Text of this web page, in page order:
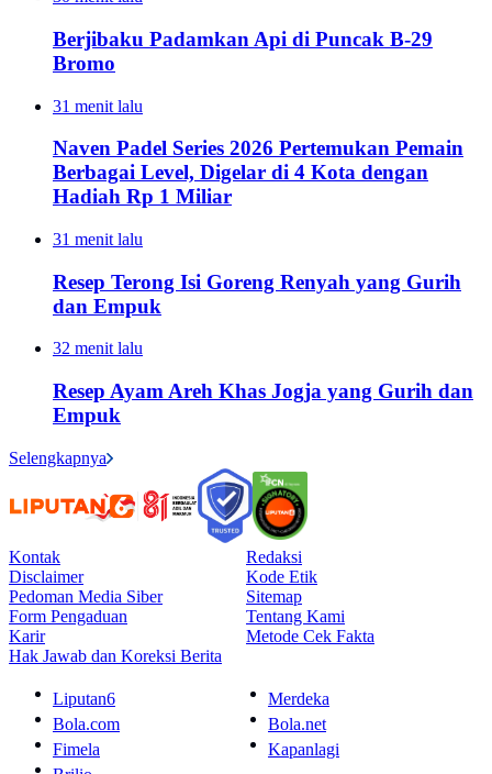
Berjibaku Padamkan Api di Puncak B-29
Bromo
31 menit lalu
Naven Padel Series 2026 Pertemukan Pemain
Berbagai Level, Digelar di 4 Kota dengan
Hadiah Rp 1 Miliar
31 menit lalu
Resep Terong Isi Goreng Renyah yang Gurih
dan Empuk
32 menit lalu
Resep Ayam Areh Khas Jogja yang Gurih dan
Empuk
Selengkapnya
Kontak
Redaksi
Disclaimer
Kode Etik
Pedoman Media Siber
Sitemap
Form Pengaduan
Tentang Kami
Karir
Metode Cek Fakta
Hak Jawab dan Koreksi Berita
Liputan6
Merdeka
Bola.com
Bola.net
Fimela
Kapanlagi